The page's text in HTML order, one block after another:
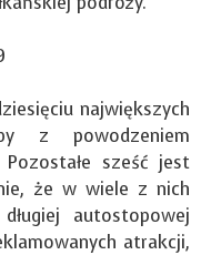
największych
z powodzeniem
sześć jest
że w wiele z nich
autostopowej
atrakcji,